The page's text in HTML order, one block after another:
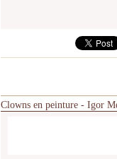
Clowns en peinture - Igor